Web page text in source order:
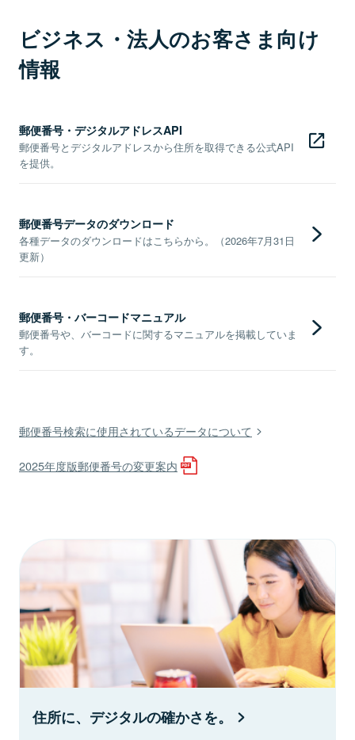
ビジネス・法人のお客さま向け
情報
郵便番号・デジタルアドレスAPI
郵便番号とデジタルアドレスから住所を取得できる公式API
を提供。
郵便番号データのダウンロード
各種データのダウンロードはこちらから。（2026年7月31日
更新）
郵便番号・バーコードマニュアル
郵便番号や、バーコードに関するマニュアルを掲載していま
す。
郵便番号検索に使用されているデータについて
2025年度版郵便番号の変更案内
住所に、デジタルの確かさを。